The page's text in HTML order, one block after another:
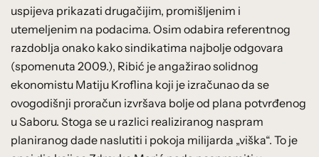
uspijeva prikazati drugačijim, promišljenim i
utemeljenim na podacima. Osim odabira referentnog
razdoblja onako kako sindikatima najbolje odgovara
(spomenuta 2009.), Ribić je angažirao solidnog
ekonomistu Matiju Kroflina koji je izračunao da se
ovogodišnji proračun izvršava bolje od plana potvrđenog
u Saboru. Stoga se u razlici realiziranog naspram
planiranog dade naslutiti i pokoja milijarda „viška“. To je